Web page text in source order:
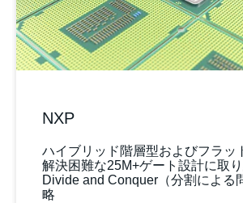
NXP
ハイブリッド階層型およびフラッ
解決困難な25M+ゲート設計に取
Divide and Conquer（分割による
略